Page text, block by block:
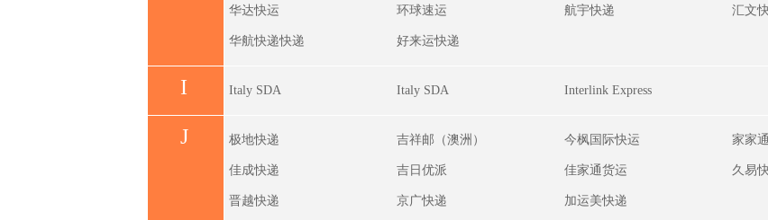
华达快运 环球速运 航宇快递 汇文
华航快递快递 好来运快递
I Italy SDA Italy SDA Interlink Express
J 极地快递 吉祥邮（澳洲） 今枫国际快运 家家
佳成快递 吉日优派 佳家通货运 久易
晋越快递 京广快递 加运美快递